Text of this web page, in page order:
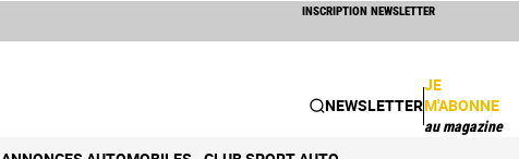
INSCRIPTION NEWSLETTER
NEWSLETTER
JE
M'ABONNE
au magazine